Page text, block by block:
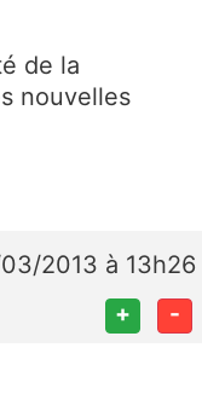
de la
nouvelles
2013 à 13h26
+ -